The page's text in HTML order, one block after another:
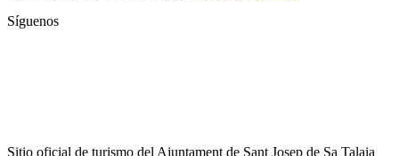
Síguenos
Sitio oficial de turismo del Ajuntament de Sant Josep de Sa Talaia